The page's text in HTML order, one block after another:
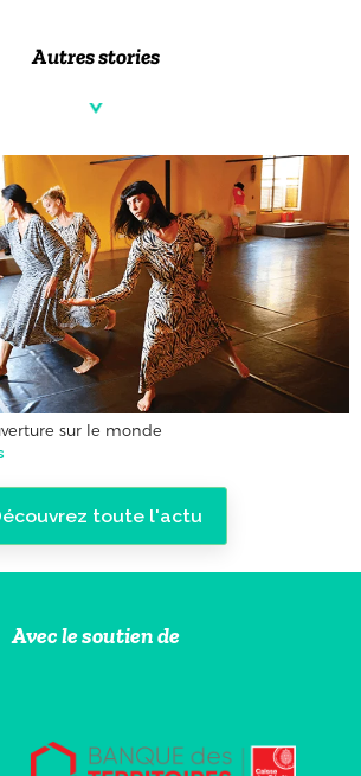
Autres stories
sur le monde
toute l'actu
Avec le soutien de
que le contenu de ce site vous intéresse
mais on aimerait bien vous accompagner